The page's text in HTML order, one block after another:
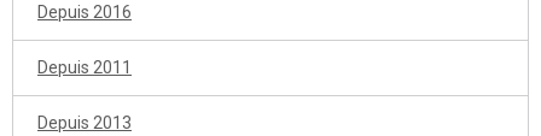
Depuis 2016
Depuis 2011
Depuis 2013